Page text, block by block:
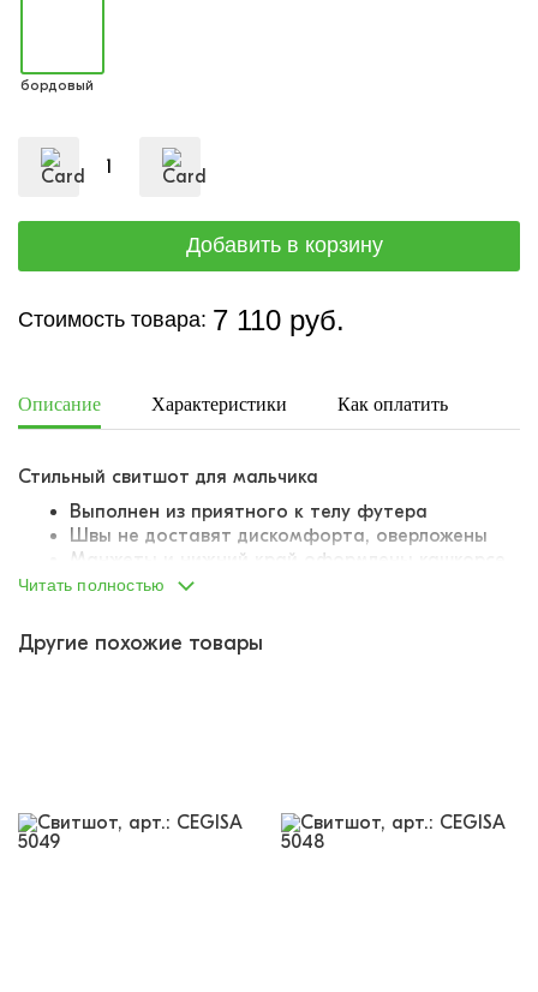
бордовый
Стоимость товара: 7 110 руб.
Описание Характеристики Как оплатить
Стильный свитшот для мальчика
Выполнен из приятного к телу футера
Швы не доставят дискомфорта, оверложены
Манжеты и нижний край оформлены кашкорсе.
Хорошо тянется, держит форму
Декорирован текстовым принтом на груди
Читать полностью
Другие похожие товары